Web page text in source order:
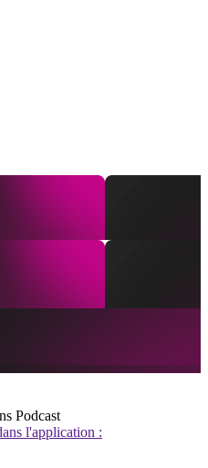
Podcast
l'application :